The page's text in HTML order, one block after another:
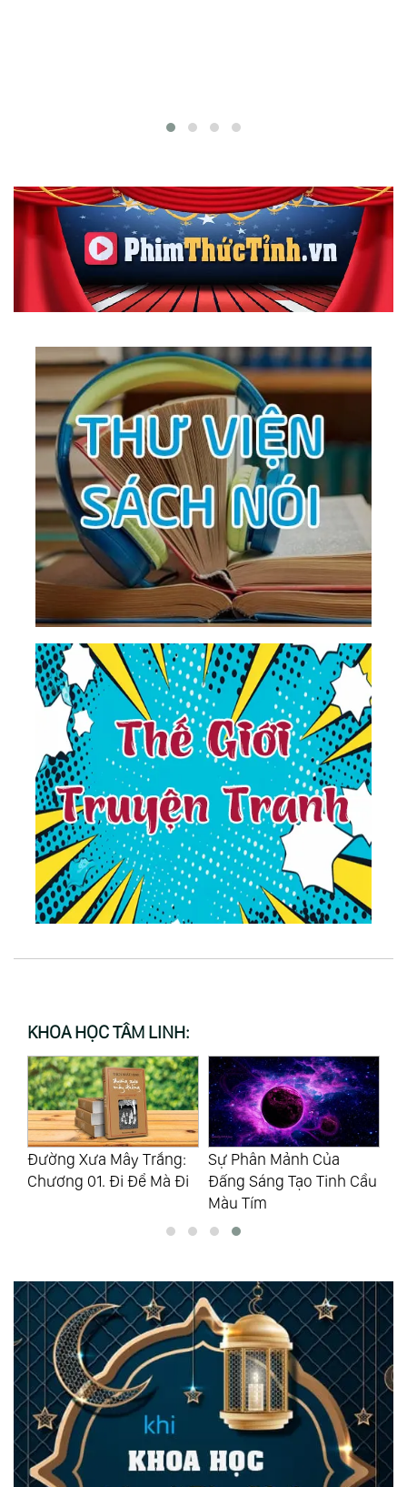
KHOA HỌC TÂM LINH:
Đường Xưa Mây Trắng:
Chương 01. Đi Để Mà Đi
Sự Phân Mảnh Của
Đấng Sáng Tạo Tinh Cầu
Màu Tím